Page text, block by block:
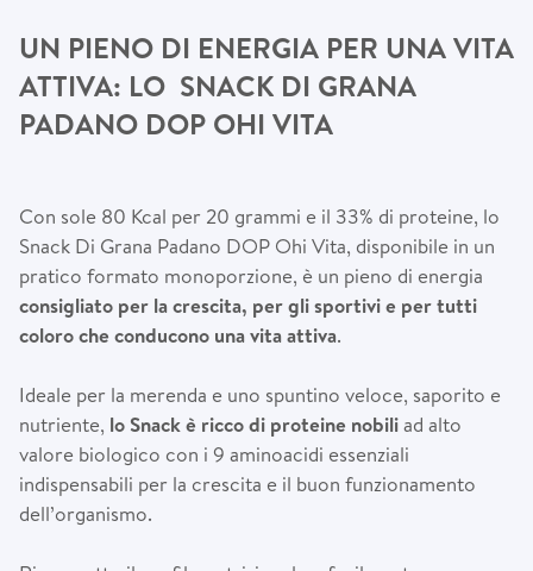
UN PIENO DI ENERGIA PER UNA VITA
ATTIVA: LO SNACK DI GRANA
PADANO DOP OHI VITA
Con sole 80 Kcal per 20 grammi e il 33% di proteine, lo
Snack Di Grana Padano DOP Ohi Vita, disponibile in un
pratico formato monoporzione, è un pieno di energia
consigliato per la crescita, per gli sportivi e per tutti
coloro che conducono una vita attiva.
Ideale per la merenda e uno spuntino veloce, saporito e
nutriente, lo Snack è ricco di proteine nobiliad alto
valore biologico con i 9 aminoacidi essenziali
indispensabili per la crescita e il buon funzionamento
dell’organismo.